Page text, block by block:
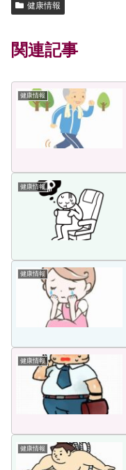
健康情報
関連記事
健康情報
健康情報
健康情報
健康情報
健康情報